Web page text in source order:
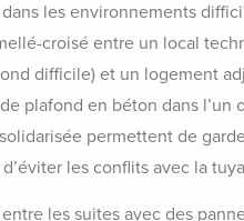
les environnements
croisé entre un local
difficile) et un logement
plafond en béton dans
permettent de
les conflits avec la